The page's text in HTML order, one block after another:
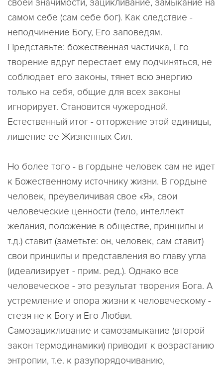
своей значимости, зацикливание, замыкание на
самом себе (сам себе бог). Как следствие -
неподчинение Богу, Его заповедям.
Представьте: божественная частичка, Его
творение вдруг перестает ему подчиняться, не
соблюдает его законы, тянет всю энергию
только на себя, общие для всех законы
игнорирует. Становится чужеродной.
Естественный итог - отторжение этой единицы,
лишение ее Жизненных Сил.
Но более того - в гордыне человек сам не идет
к Божественному источнику жизни. В гордыне
человек, преувеличивая свое «Я», свои
человеческие ценности (тело, интеллект
желания, положение в обществе, принципы и
т.д.) ставит (заметьте: он, человек, сам ставит)
свои принципы и представления во главу угла
(идеализирует - прим. ред.). Однако все
человеческое - это результат творения Бога. А
устремление и опора жизни к человеческому -
стезя не к Богу и Его Любви.
Самозацикливание и самозамыкание (второй
закон термодинамики) приводит к возрастанию
энтропии, т.е. к разупорядочиванию,